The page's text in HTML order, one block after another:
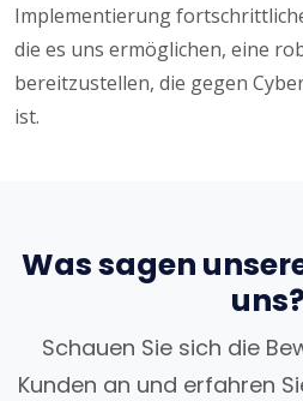
Implementierung
die es uns ermöglichen, eine
bereitzustellen, die gegen
ist.
Was sagen
uns?
Schauen Sie sich die
Kunden an und erfahren